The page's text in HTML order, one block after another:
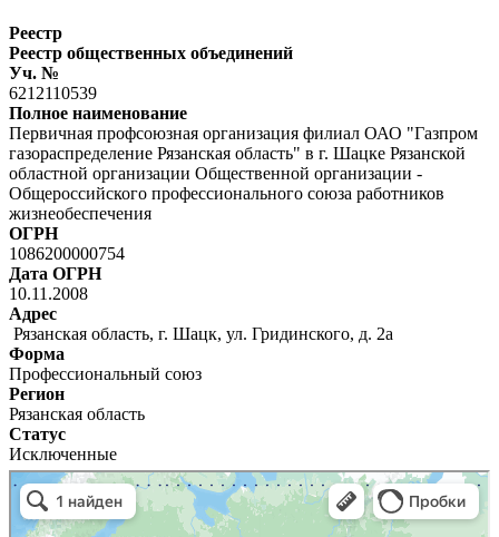
Реестр
Реестр общественных объединений
Уч. №
6212110539
Полное наименование
Первичная профсоюзная организация филиал ОАО "Газпром
газораспределение Рязанская область" в г. Шацке Рязанской
областной организации Общественной организации -
Общероссийского профессионального союза работников
жизнеобеспечения
ОГРН
1086200000754
Дата ОГРН
10.11.2008
Адрес
Рязанская область, г. Шацк, ул. Гридинского, д. 2а
Форма
Профессиональный союз
Регион
Рязанская область
Статус
Исключенные